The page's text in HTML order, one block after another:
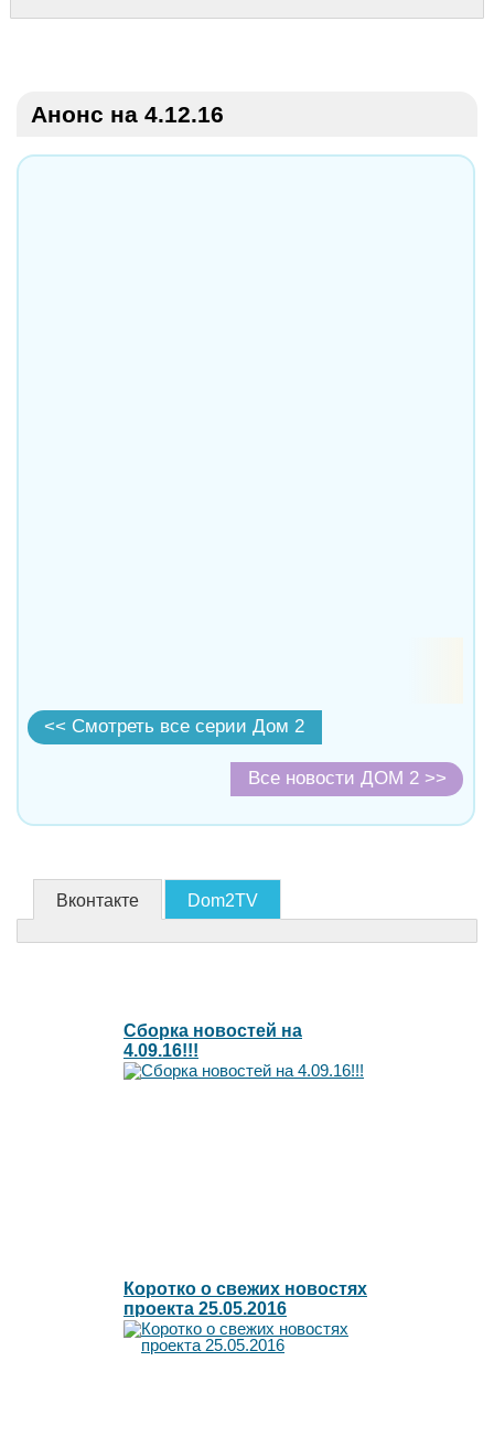
Анонс на 4.12.16
<< Смотреть все серии Дом 2
Все новости ДОМ 2 >>
Вконтакте Dom2TV
Сборка новостей на
4.09.16!!!
Коротко о свежих новостях
проекта 25.05.2016